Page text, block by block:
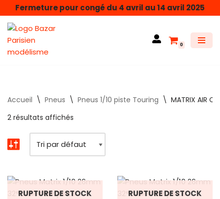
Aller
au
contenu
Fermeture pour congé du 4 avril au 14 avril 2025
0
Accueil \ Pneus \ Pneus 1/10 piste Touring \ MATRIX AIR
2 résultats affichés
RUPTURE DE STOCK RUPTURE DE STOCK